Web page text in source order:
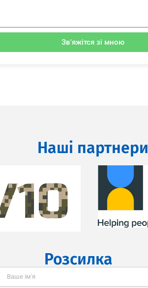
Зв'яжітся зі мною
Наші партнери
Розсилка